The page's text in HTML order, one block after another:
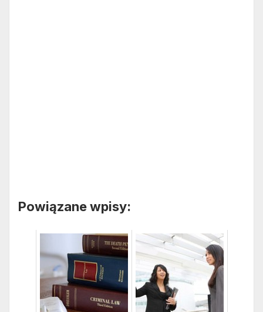
Powiązane wpisy: